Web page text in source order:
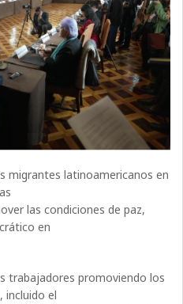
migrantes latinoamericanos en
las condiciones de paz,
en
trabajadores promoviendo los
incluido el